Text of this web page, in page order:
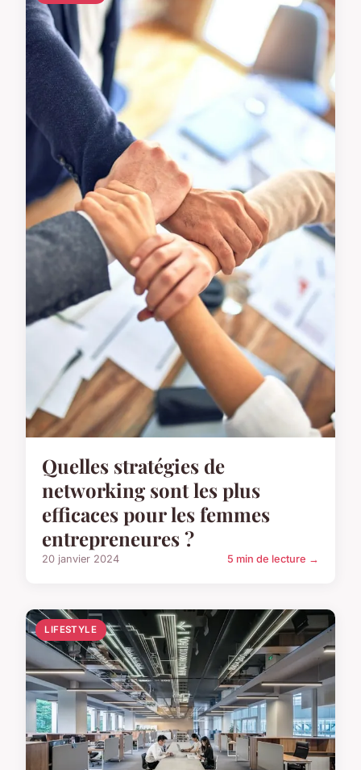
Quelles stratégies de
networking sont les plus
efficaces pour les femmes
entrepreneures ?
20 janvier 2024 5 min de lecture →
LIFESTYLE